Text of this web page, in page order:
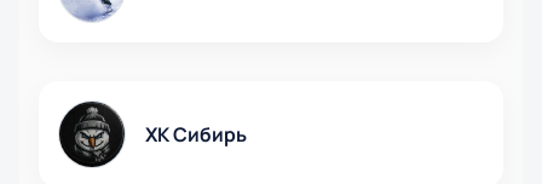
ХК Сибирь